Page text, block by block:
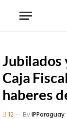
Jubilados
Caja
haberes
12 ByIPParaguay